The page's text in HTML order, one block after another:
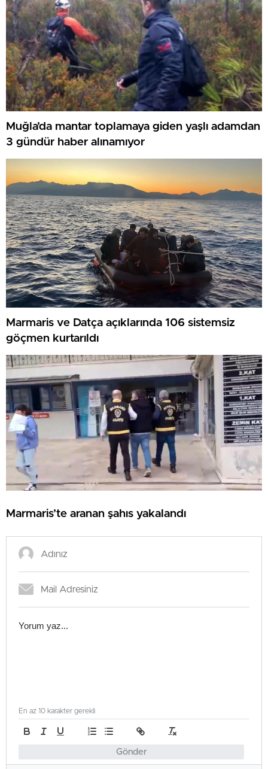
Muğla’da mantar toplamaya giden yaşlı adamdan
3 gündür haber alınamıyor
Marmaris ve Datça açıklarında 106 sistemsiz
göçmen kurtarıldı
Marmaris’te aranan şahıs yakalandı
Gönder
En az 10 karakter gerekli